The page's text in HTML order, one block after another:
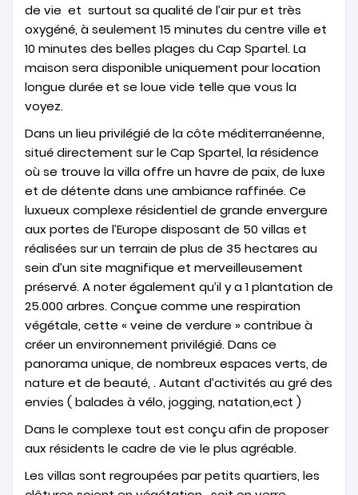
de vie et surtout sa qualité de l’air pur et très
oxygéné, à seulement 15 minutes du centre ville et
10 minutes des belles plages du Cap Spartel. La
maison sera disponible uniquement pour location
longue durée et se loue vide telle que vous la
voyez.
Dans un lieu privilégié de la côte méditerranéenne,
situé directement sur le Cap Spartel, la résidence
où se trouve la villa offre un havre de paix, de luxe
et de détente dans une ambiance raffinée. Ce
luxueux complexe résidentiel de grande envergure
aux portes de l’Europe disposant de 50 villas et
réalisées sur un terrain de plus de 35 hectares au
sein d’un site magnifique et merveilleusement
préservé. A noter également qu’il y a 1 plantation de
25.000 arbres. Conçue comme une respiration
végétale, cette « veine de verdure » contribue à
créer un environnement privilégié. Dans ce
panorama unique, de nombreux espaces verts, de
nature et de beauté, . Autant d’activités au gré des
envies ( balades à vélo, jogging, natation,ect )
Dans le complexe tout est conçu afin de proposer
aux résidents le cadre de vie le plus agréable.
Les villas sont regroupées par petits quartiers, les